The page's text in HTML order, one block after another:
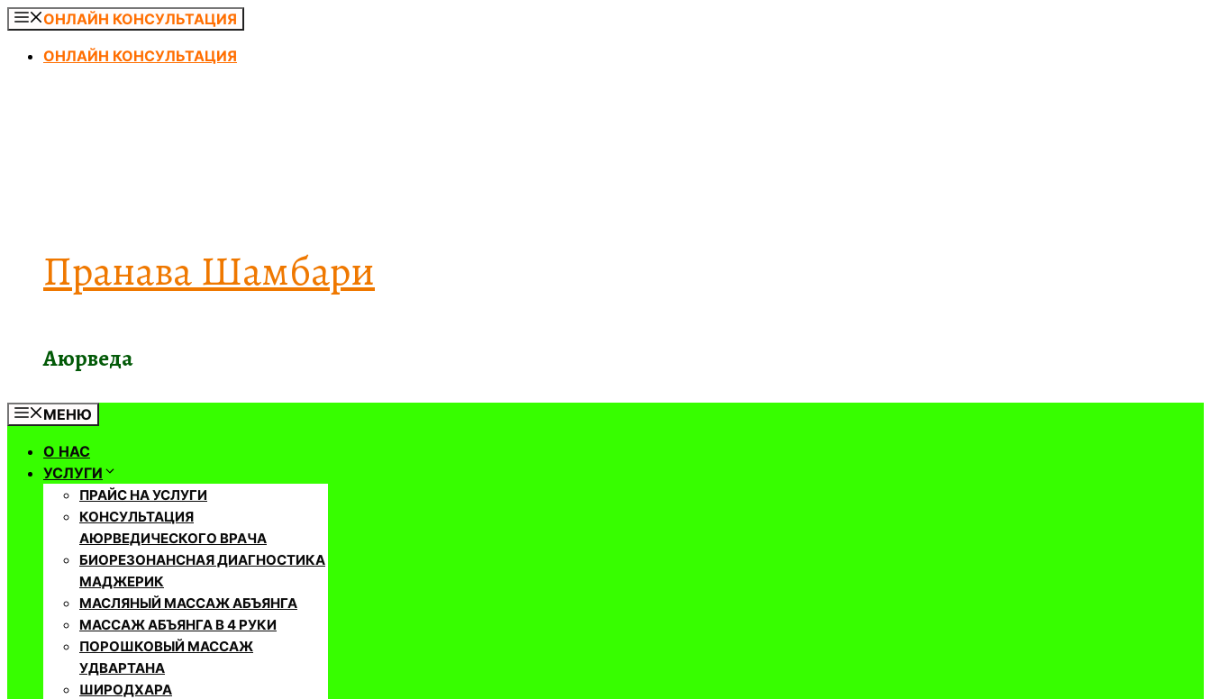
Перейти
содержимому
ОНЛАЙН КОНСУЛЬТАЦИЯ
ОНЛАЙН КОНСУЛЬТАЦИЯ
Пранава Шамбари
Аюрведа
МЕНЮ
О НАС
УСЛУГИ
ПРАЙС НА УСЛУГИ
КОНСУЛЬТАЦИЯ
АЮРВЕДИЧЕСКОГО ВРАЧА
БИОРЕЗОНАНСНАЯ ДИАГНОСТИКА
МАДЖЕРИК
МАСЛЯНЫЙ МАССАЖ АБЪЯНГА
МАССАЖ АБЪЯНГА В 4 РУКИ
ПОРОШКОВЫЙ МАССАЖ
УДВАРТАНА
ШИРОДХАРА